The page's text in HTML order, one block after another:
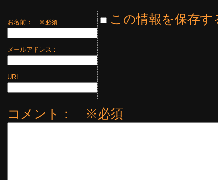
お名前： ※必須
メールアドレス：
URL:
この情報を保存す
コメント： ※必須